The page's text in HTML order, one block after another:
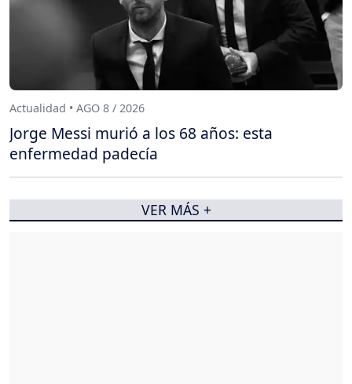
Actualidad • AGO 8 / 2026
Jorge Messi murió a los 68 años: esta
enfermedad padecía
VER MÁS +